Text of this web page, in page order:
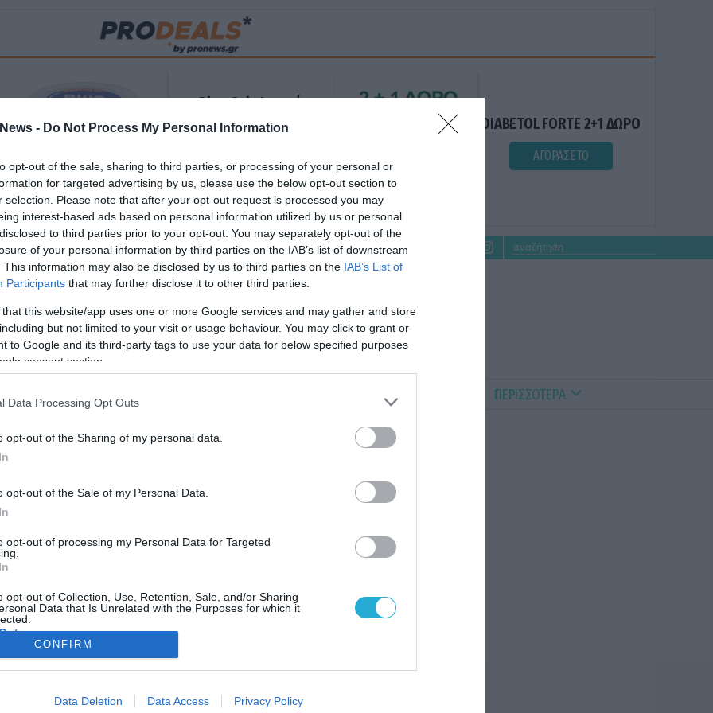
- Do Not Process My Personal Information
opt-out of the sale, sharing to third parties, or processing of your personal or
for targeted advertising by us, please use the below opt-out section to
selection. Please note that after your opt-out request is processed you may
interest-based ads based on personal information utilized by us or personal
to third parties prior to your opt-out. You may separately opt-out of the
of your personal information by third parties on the IAB’s list of downstream
This information may also be disclosed by us to third parties on the IAB’s List of
Participants that may further disclose it to other third parties.
that this website/app uses one or more Google services and may gather and store
but not limited to your visit or usage behaviour. You may click to grant or
to Google and its third-party tags to use your data for below specified purposes
consent section.
Data Processing Opt Outs
opt-out of the Sharing of my personal data.
opt-out of the Sale of my Personal Data.
opt-out of processing my Personal Data for Targeted
opt-out of Collection, Use, Retention, Sale, and/or Sharing
Data that Is Unrelated with the Purposes for which it
allow Google to enable storage related to advertising like cookies on
CONFIRM
Data Deletion Data Access Privacy Policy
Blue Gel: Φυσική
ανακούφιση & χαλάρωση
ΑΓΟΡΑΣΕ ΤΟ
DIABETOL FORTE 2+1 ΔΩΡΟ
ΑΓΟΡΑΣΕ ΤΟ
ΑΣΘΕΝΕΙΕΣ ΨΥΧΟΛΟΓΙΑ HEALTHY PETS ΠΕΡΙΣΣΟΤΕΡΑ
ΥΓΕΙΑ & ΠΟΛΙΤΙΚΗ
Τα 10 βασικά σημεία της καινούριας Πρωτοβάθμιας
Φροντίδας Υγείας
Η επιστημονική επιτροπή, με επικεφαλής τον καθηγητή κ. Κυριάκο
Σουλιώτη, παρέδωσε σήμερα την πρότασή της για της αλλαγές της
Γεωργιάδη . Η πρόταση θα αναρτηθεί στην επίσημη ιστοσελίδα του
υπουργείου Υγείας προκειμένου α ξεκινήσει άμεσα δημόσιος
διάλογος. Ο ΕΟΠΥΥ προτείνεται να έχει το ρόλο του αποκλειστικού
διαχειριστή […]
04.10.2013 16:20
ΦΑΡΜΑΚΑ